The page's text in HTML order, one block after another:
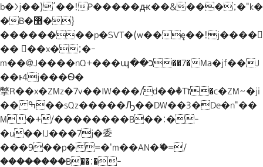
b�>j��)΄��!P�����ԫ��&���;�"k�
�B�޶�}
��������p�SVT�(w��ę��!j����
�� ��x�;�-
m��@J����nQ+���պ��כ��7�Ma�jf��J
��ͱ4j���Ѳ�
撆R��x�ZMz�7v��IW���/d��ٞ�Тז�c�ZM~�ji
�� ߒ��sQz�����Ԡ��DW��3�De�n"��
M�+/��������B��:�-
�u��IJ���7j�委
���9��p�=�'m��AN�ޭ�=/
��������B��:�-
Skip to content